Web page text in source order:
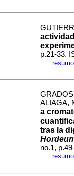
p.21-33.
·
ALIAGA,
a
tras la
no.1,
·